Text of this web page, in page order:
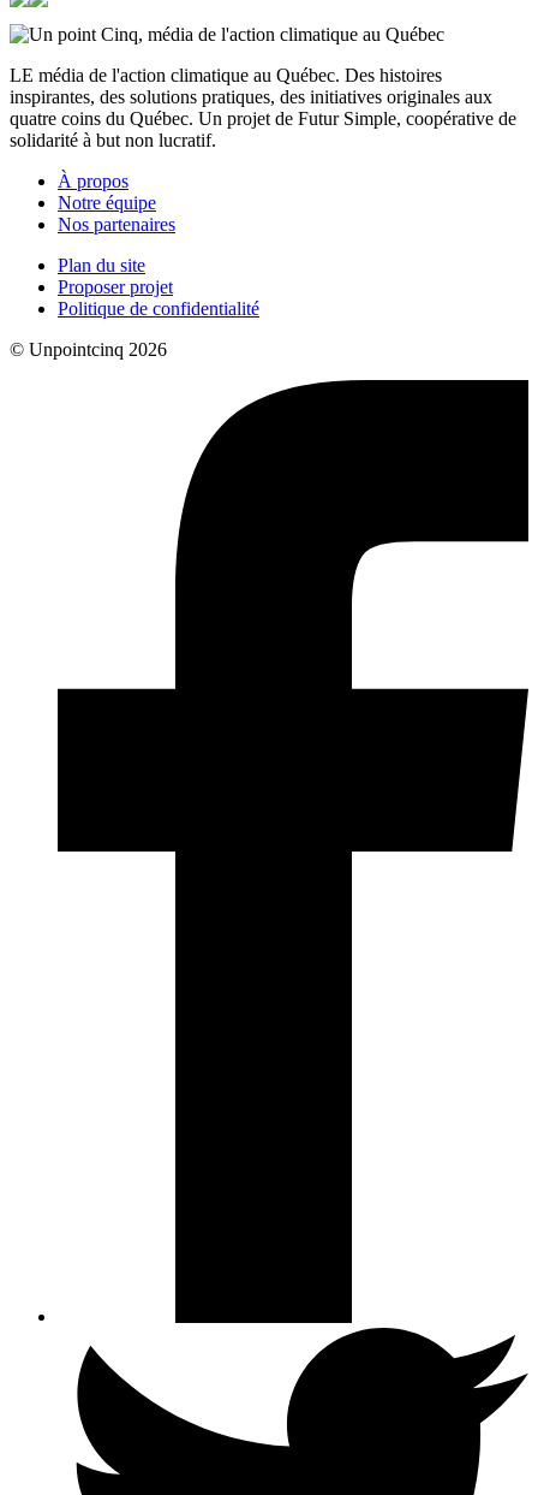
LE média de l'action climatique au Québec. Des histoires
inspirantes, des solutions pratiques, des initiatives originales aux
quatre coins du Québec. Un projet de Futur Simple, coopérative de
solidarité à but non lucratif.
À propos
Notre équipe
Nos partenaires
Plan du site
Proposer projet
Politique de confidentialité
© Unpointcinq 2026